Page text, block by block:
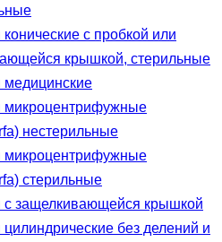
с пробкой или
крышкой, стерильные
медицинские
микроцентрифужные
нестерильные
микроцентрифужные
стерильные
с защелкивающейся крышкой
без делений и